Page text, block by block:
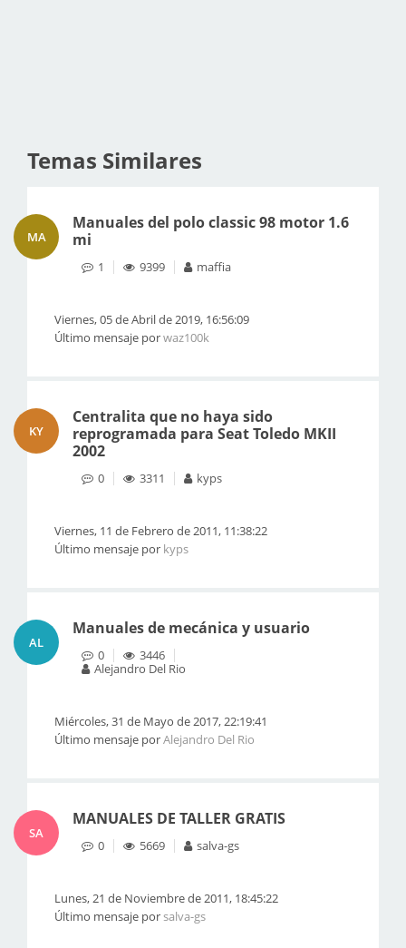
Temas Similares
MA
Manuales del polo classic 98 motor 1.6
mi
1 9399 maffia
Viernes, 05 de Abril de 2019, 16:56:09
Último mensaje porwaz100k
KY
Centralita que no haya sido
reprogramada para Seat Toledo MKII
2002
0 3311 kyps
Viernes, 11 de Febrero de 2011, 11:38:22
Último mensaje por kyps
AL
Manuales de mecánica y usuario
0
3446
Alejandro Del Rio
Miércoles, 31 de Mayo de 2017, 22:19:41
Último mensaje porAlejandro Del Rio
SA
MANUALES DE TALLER GRATIS
0 5669 salva-gs
Lunes, 21 de Noviembre de 2011, 18:45:22
Último mensaje porsalva-gs